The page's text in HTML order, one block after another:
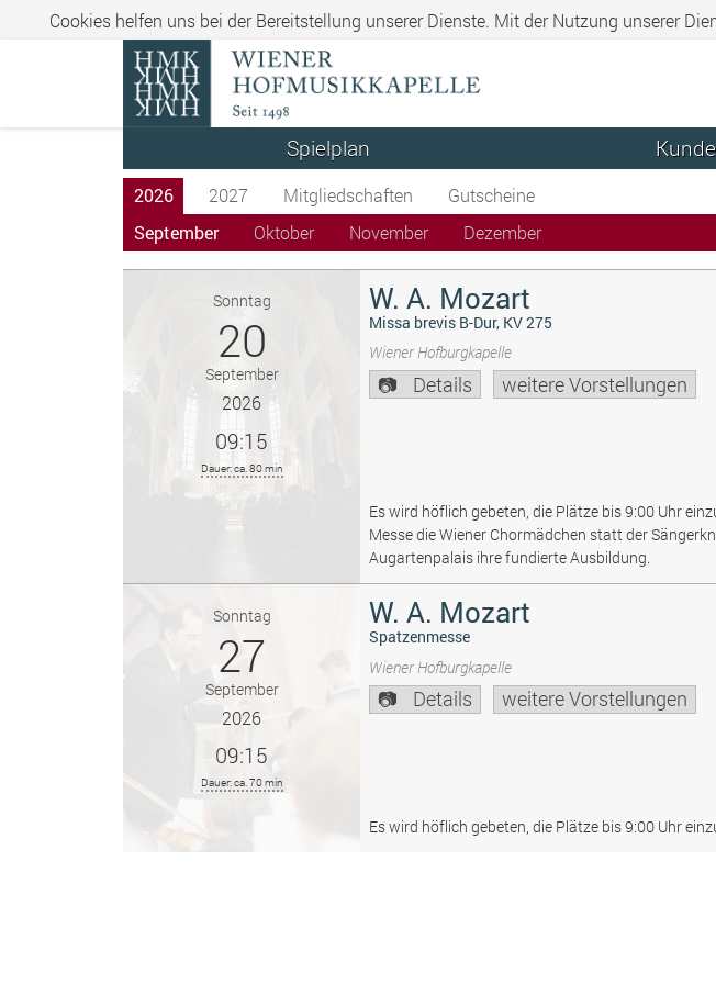
Cookies helfen uns bei der Bereitstellung unserer Dienste. Mit der Nutzung unserer
Spielplan
2026 2027 Mitgliedschaften
Gutscheine
September
Oktober November Dezember
Sonntag
20
September
2026
09:15
Dauer: ca. 80 min
W. A. Mozart
Missa brevis B-Dur, KV 275
Wiener Hofburgkapelle
Details weitere Vorstellungen
Es wird höflich gebeten, die Plätze bis 9:00 Uhr
Messe die Wiener Chormädchen statt der
Augartenpalais ihre fundierte Ausbildung.
Sonntag
27
September
2026
09:15
Dauer: ca. 70 min
W. A. Mozart
Spatzenmesse
Wiener Hofburgkapelle
Details weitere Vorstellungen
Es wird höflich gebeten, die Plätze bis 9:00 Uhr